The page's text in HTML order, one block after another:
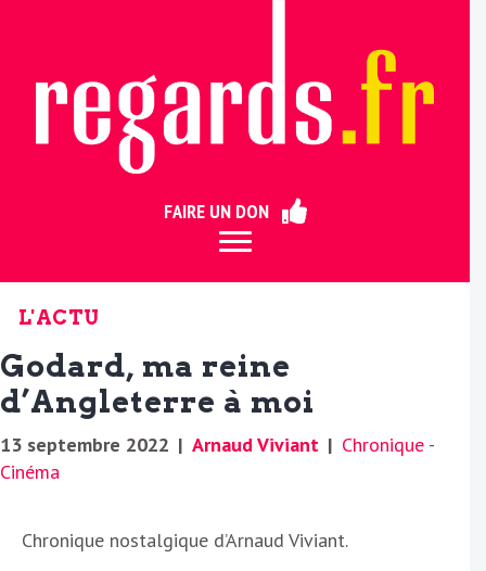
FAIRE UN DON
L'ACTU
Godard, ma reine
d’Angleterre à moi
13 septembre 2022 | Arnaud Viviant | Chronique -
Cinéma
Chronique nostalgique d’Arnaud Viviant.